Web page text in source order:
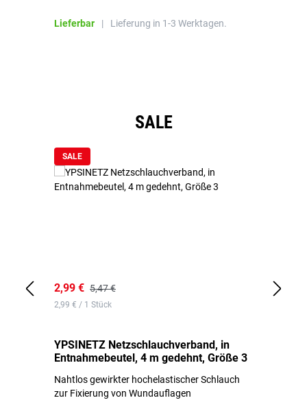
Lieferbar | Lieferung in 1-3 Werktagen.
SALE
SALE
2,99 € 5,47 €
2,99 € / 1 Stück
YPSINETZ Netzschlauchverband, in
Entnahmebeutel, 4 m gedehnt, Größe 3
Nahtlos gewirkter hochelastischer Schlauch
zur Fixierung von Wundauflagen